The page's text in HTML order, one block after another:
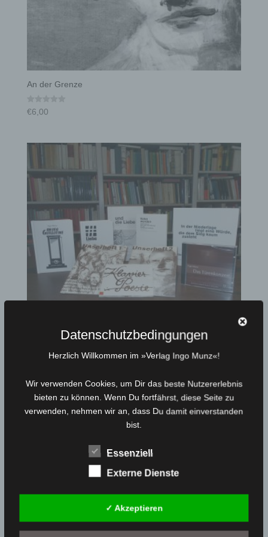
An der Grenze
Bewertet mit
5.00
€6,00
Bewertet mit
von 5
150,00
Datenschutzbedingungen
Herzlich Willkommen im »Verlag Ingo Munz«!
Wir verwenden Cookies, um Dir das beste Nutzererlebnis
bieten zu können. Wenn Du fortfährst, diese Seite zu
verwenden, nehmen wir an, dass Du damit einverstanden
bist.
Essenziell
Externe Dienste
✓ Akzeptieren